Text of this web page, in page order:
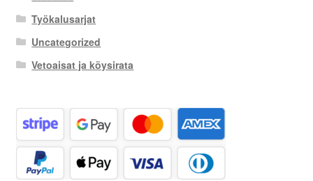
Työkalusarjat
Uncategorized
Vetoaisat ja köysirata